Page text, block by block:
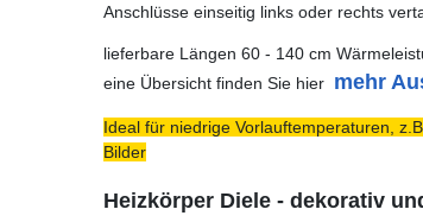
Anschlüsse einseitig links oder rechts
lieferbare Längen 60 - 140 cm
eine Übersicht finden Sie hier mehr
Ideal für niedrige Vorlauftemperaturen,
Bilder
Heizkörper Diele - dekorativ